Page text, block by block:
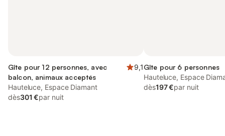
Gîte pour 12 personnes, avec
balcon, animaux acceptés
9,1
Hauteluce, Espace Diamant
dès301 €par nuit
Gîte pour 6 personnes
Hauteluce, Espace
dès197 €par nuit